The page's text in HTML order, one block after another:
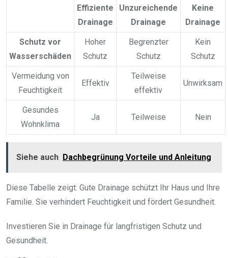
Effiziente
Drainage
Unzureichende
Drainage
Keine
Drainage
Schutz vor
Wasserschäden
Hoher
Schutz
Begrenzter
Schutz
Kein
Schutz
Vermeidung von
Feuchtigkeit
Effektiv
Teilweise
effektiv
Unwirksam
Gesundes
Wohnklima
Ja Teilweise Nein
Siehe auch Dachbegrünung Vorteile und Anleitung
Diese Tabelle zeigt: Gute Drainage schützt Ihr Haus und Ihre
Familie. Sie verhindert Feuchtigkeit und fördert Gesundheit.
Investieren Sie in Drainage für langfristigen Schutz und
Gesundheit.